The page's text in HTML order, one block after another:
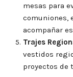
mesas para
comuniones,
acompañar
Trajes
vestidos
proyectos de